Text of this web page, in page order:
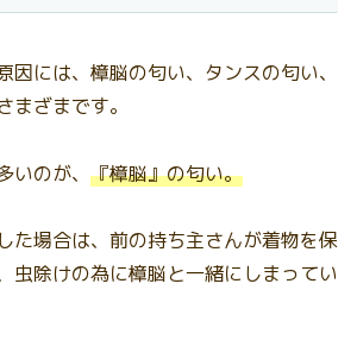
因には、樟脳の匂い、タンスの匂い、
まざまです。
のが、 『樟脳』の匂い。
た場合は、前の持ち主さんが着物を保
虫除けの為に樟脳と一緒にしまってい